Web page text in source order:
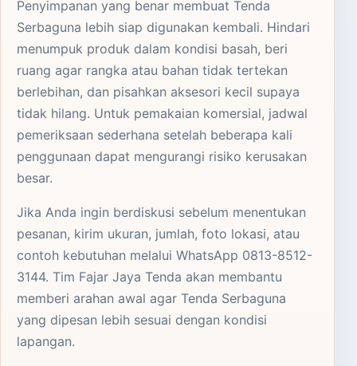
Penyimpanan yang benar membuat Tenda
Serbaguna lebih siap digunakan kembali. Hindari
menumpuk produk dalam kondisi basah, beri
ruang agar rangka atau bahan tidak tertekan
berlebihan, dan pisahkan aksesori kecil supaya
tidak hilang. Untuk pemakaian komersial, jadwal
pemeriksaan sederhana setelah beberapa kali
penggunaan dapat mengurangi risiko kerusakan
besar.
Jika Anda ingin berdiskusi sebelum menentukan
pesanan, kirim ukuran, jumlah, foto lokasi, atau
contoh kebutuhan melalui WhatsApp 0813-8512-
3144. Tim Fajar Jaya Tenda akan membantu
memberi arahan awal agar Tenda Serbaguna
yang dipesan lebih sesuai dengan kondisi
lapangan.